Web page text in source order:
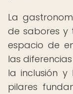
La
de sabores y
espacio de
las
la inclusión y
pilares